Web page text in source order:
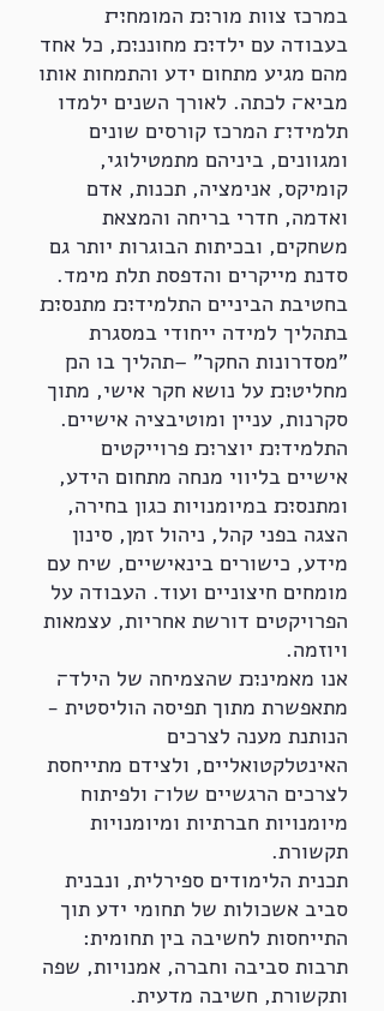
במרכז צוות מור׊׉ המומח׊׏
בעבודה עם ילד׊׉ מחוננ׊׉, כל אחד
מהם מגיע מתחום ידע והתמחות אותו
מביא׌ לכתה. לאורך השנים ילמדו
תלמיד׊׍ המרכז קורסים שונים
ומגוונים, ביניהם מתמטילוגי,
קומיקס, אנימציה, תכנות, אדם
ואדמה, חדרי בריחה והמצאת
משחקים, ובכיתות הבוגרות יותר גם
סדנת מייקרים והדפסת תלת מימד.
בחטיבת הביניים התלמיד׊׉ מתנס׊׉
בתהליך למידה ייחודי במסגרת
"מסדרונות החקר" –תהליך בו ה׋
מחליט׊׉ על נושא חקר אישי, מתוך
סקרנות, עניין ומוטיבציה אישיים.
התלמיד׊׉ יוצר׊׉ פרוייקטים
אישיים בליווי מנחה מתחום הידע,
ומתנס׊׉ במיומנויות כגון בחירה,
הצגה בפני קהל, ניהול זמן, סינון
מידע, כישורים בינאישיים, שיח עם
מומחים חיצוניים ועוד. העבודה על
הפרויקטים דורשת אחריות, עצמאות
ויוזמה.
אנו מאמינ׊׉ שהצמיחה של הילד׌
מתאפשרת מתוך תפיסה הוליסטית -
הנותנת מענה לצרכים
האינטלקטואליים, ולצידם מתייחסת
לצרכים הרגשיים שלו׌ ולפיתוח
מיומנויות חברתיות ומיומנויות
תקשורת.
תכנית הלימודים ספירלית, ונבנית
סביב אשכולות של תחומי ידע תוך
התייחסות לחשיבה בין תחומית:
תרבות סביבה וחברה, אמנויות, שפה
ותקשורת, חשיבה מדעית.